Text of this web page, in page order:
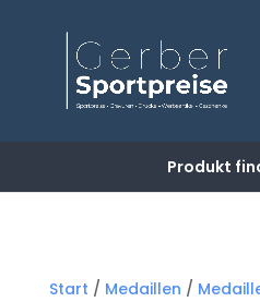
Start / Medaillen /